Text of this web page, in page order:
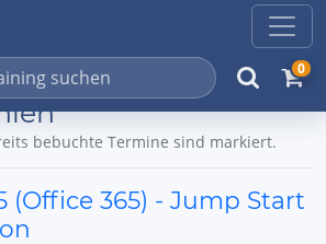
0
bebuchte Termine sind markiert.
(Office 365) - Jump Start